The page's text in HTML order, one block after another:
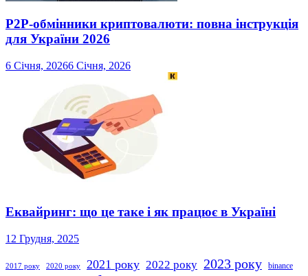
P2P-обмінники криптовалюти: повна інструкція
для України 2026
6 Січня, 20266 Січня, 2026
Еквайринг: що це таке і як працює в Україні
12 Грудня, 2025
2017 року 2020 року 2021 року 2022 року 2023 року binance